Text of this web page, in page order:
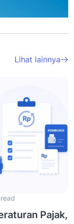
Lihat lainnya
Pajak,